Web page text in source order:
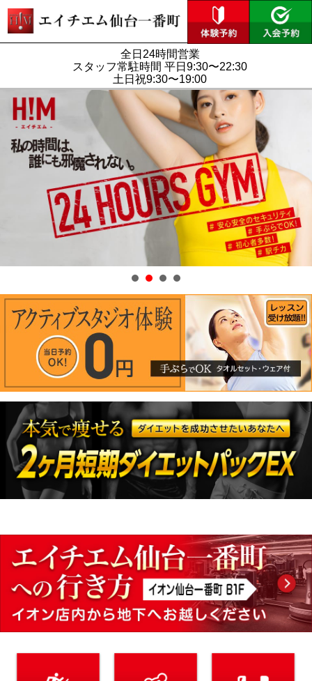
全日24時間営業
スタッフ常駐時間 平日9:30〜22:30
土日祝9:30〜19:00